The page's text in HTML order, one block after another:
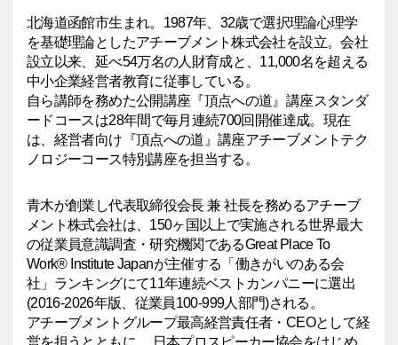
北海道函館市生まれ。1987年、32歳で選択理論心理学
を基礎理論としたアチーブメント株式会社を設立。会社
設立以来、延べ54万名の人財育成と、11,000名を超える
中小企業経営者教育に従事している。
自ら講師を務めた公開講座『頂点への道』講座スタンダ
ードコースは28年間で毎月連続700回開催達成。現在
は、経営者向け『頂点への道』講座アチーブメントテク
ノロジーコース特別講座を担当する。
青木が創業し代表取締役会長 兼 社長を務めるアチーブ
メント株式会社は、150ヶ国以上で実施される世界最大
の従業員意識調査・研究機関であるGreat Place To
Work® Institute Japanが主催する「働きがいのある会
社」ランキングにて11年連続ベストカンパニーに選出
(2016-2026年版、従業員100-999人部門)される。
アチーブメントグループ最高経営責任者・CEOとして経
営を担うとともに、 日本プロスピーカー協会をはじめ、